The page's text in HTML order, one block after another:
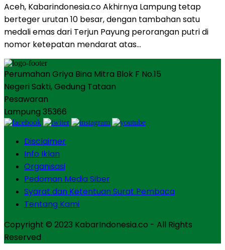
Aceh, Kabarindonesia.co Akhirnya Lampung tetap
berteger urutan 10 besar, dengan tambahan satu
medali emas dari Terjun Payung perorangan putri di
nomor ketepatan mendarat atas…
Perumahan Griya Bina Mitra Blok F No.15
Negeri Sakti, Gedung Tataan
Pesawaran
Lampung 35366
Disclaimer
Info Iklan
Organisasi
Pedoman Media Siber
Syarat dan Ketentuan Surat Pembaca
Tentang Kami
Copyright © 2023 KabarIndonesia.co - All Rights
Reserved